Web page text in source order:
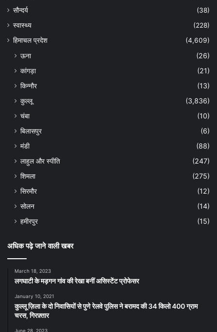
सौन्दर्य
(38)
स्वास्थ्य
(228)
हिमाचल प्रदेश
(4,609)
ऊना
(26)
कांगड़ा
(21)
किन्नौर
(13)
कुल्लू
(3,836)
चंबा
(10)
बिलासपुर
(6)
मंडी
(88)
लाहुल और स्पीति
(247)
शिमला
(275)
सिरमौर
(12)
सोलन
(14)
हमीरपुर
(15)
अधिक पढ़े जाने वाली खबर
March 18, 2023
लगघाटी के मड़गन गांव की रेखा बनीं असिस्टेंट प्रोफेसर
January 10, 2021
कुल्लू ज़िला के दो निवासियों से पुणे रेलवे पुलिस ने बरामद की 34 किलो 400 ग्राम
चरस, गिरफ़्तार
June 28, 2023